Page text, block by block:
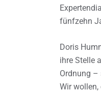
fünfzehn
Doris
ihre Stelle
Ordnung –
Wir